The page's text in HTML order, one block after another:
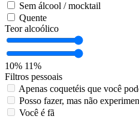
Sem álcool / mocktail
Quente
Teor alcoólico
10% 11%
Filtros pessoais
Apenas coquetéis que você
Posso fazer, mas não
Você é fã